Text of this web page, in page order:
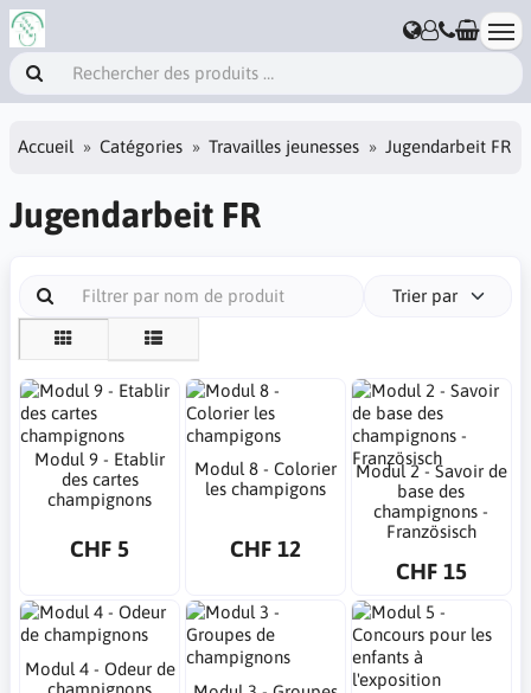
Accueil Catégories Travailles jeunesses Jugendarbeit FR
Jugendarbeit FR
Trier par
Modul 9 - Etablir
des cartes
champignons
CHF 5
Modul 8 - Colorier
les champigons
CHF 12
Modul 2 - Savoir de
base des
champignons -
Französisch
CHF 15
Modul 4 - Odeur de
champignons